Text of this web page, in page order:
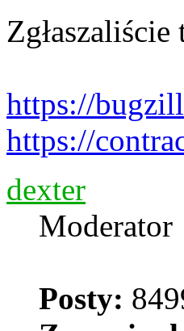
https://
https://
dexter
Moderator
Posty: